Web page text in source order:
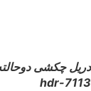
دریل چکشی دوحالته
hdr-7113